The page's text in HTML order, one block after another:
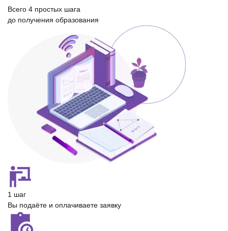
Всего 4 простых шага
до получения образования
1 шаг
Вы подаёте и оплачиваете заявку